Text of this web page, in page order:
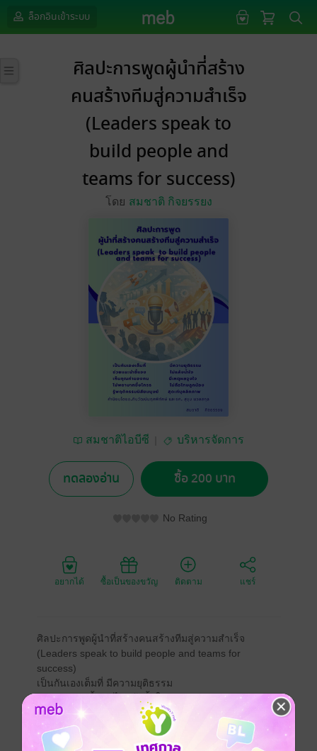
ล็อกอินเข้าระบบ
ศิลปะการพูดผู้นำที่สร้าง
คนสร้างทีมสู่ความสำเร็จ
(Leaders speak to
build people and
teams for success)
โดย สมชาติ กิจยรรยง
สมชาติไอบีซี บริหารจัดการ
ทดลองอ่าน ซื้อ 200 บาท
No Rating
อยากได้ ซื้อเป็นของขวัญ ติดตาม แชร์
ศิลปะการพูดผู้นำที่สร้างคนสร้างทีมสู่ความสำเร็จ
(Leaders speak to build people and teams for
success)
เป็นกันเองเต็มที่ มีความยุติธรรม
ช่วยแนะนำชี้แจง ไม่แล้งน้ำใจ
เห็นคุณค่าของคน มีเหตุผลจูงใจ
ไม่พยาบาทขึ้งโกรธ ไม่ถือโทษลูกน้อง
รู้พฤติกรรมนิสัยมนุษย์ สุดเท่บุคลิกภาพ